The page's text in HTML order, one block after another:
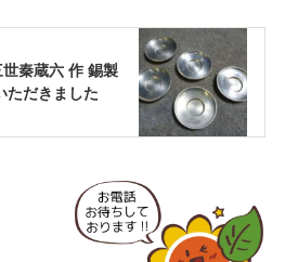
秦蔵六 作 錫製
ただきました